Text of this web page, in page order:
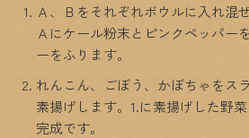
Ａ、Ｂをそれぞれボウルに入れ混
Ａにケール粉末とピンクペッパー
ーをふります。
れんこん、ごぼう、かぼちゃをス
素揚げします。1.に素揚げした野
完成です。